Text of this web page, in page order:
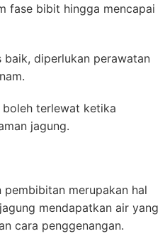
fase bibit hingga mencapai
baik, diperlukan perawatan
terlewat ketika
jagung.
pembibitan merupakan hal
mendapatkan air yang
cara penggenangan.